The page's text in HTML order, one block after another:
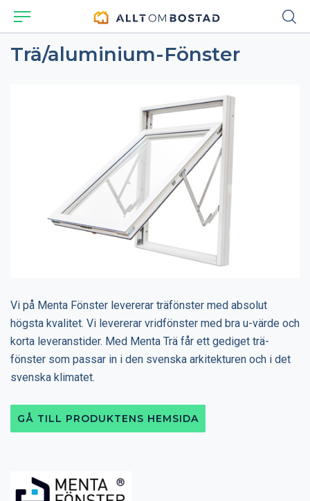
Trä/aluminium-Fönster
Vi på Menta Fönster levererar träfönster med absolut
högsta kvalitet. Vi levererar vridfönster med bra u-värde och
korta leveranstider. Med Menta Trä får ett gediget trä-
fönster som passar in i den svenska arkitekturen och i det
svenska klimatet.
GÅ TILL PRODUKTENS HEMSIDA